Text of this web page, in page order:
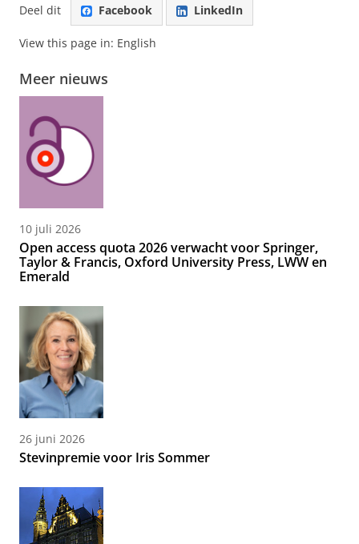
Deel dit Facebook LinkedIn
View this page in: English
Meer nieuws
10 juli 2026
Open access quota 2026 verwacht voor Springer,
Taylor & Francis, Oxford University Press, LWW en
Emerald
26 juni 2026
Stevinpremie voor Iris Sommer